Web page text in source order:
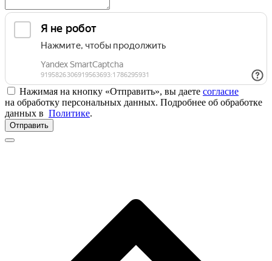
Нажимая на кнопку «Отправить», вы даете согласие
на обработку персональных данных. Подробнее об обработке
данных в Политике.
Отправить